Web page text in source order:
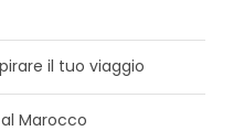
il tuo viaggio
Marocco